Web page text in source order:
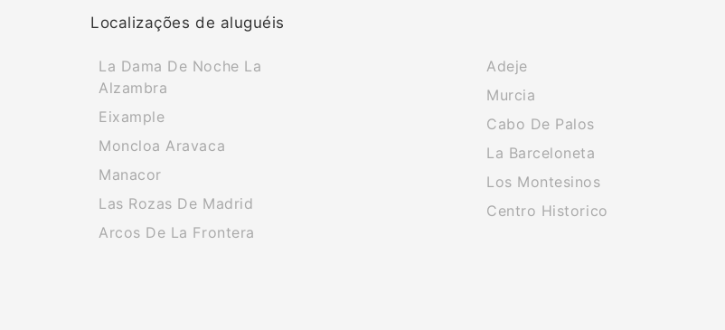
Localizações de aluguéis
La Dama De Noche La
Alzambra
Eixample
Moncloa Aravaca
Manacor
Las Rozas De Madrid
Arcos De La Frontera
Adeje
Murcia
Cabo De Palos
La Barceloneta
Los Montesinos
Centro Historico